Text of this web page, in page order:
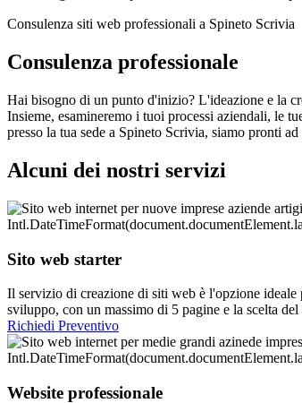
Consulenza siti web professionali a Spineto Scrivia
Consulenza professionale
Hai bisogno di un punto d'inizio? L'ideazione e la
Insieme, esamineremo i tuoi processi aziendali, le
presso la tua sede a Spineto Scrivia, siamo pronti
Alcuni dei nostri servizi
Sito web starter
Il servizio di creazione di siti web è l'opzione
sviluppo, con un massimo di 5 pagine e la scelta
Richiedi Preventivo
Website professionale